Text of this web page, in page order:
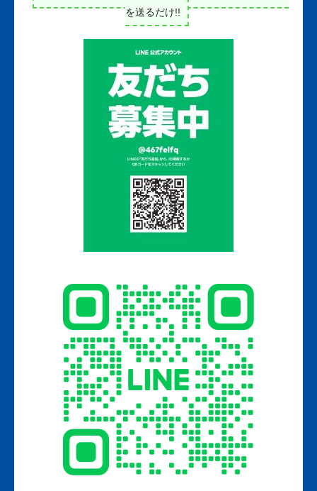
を送るだけ!!